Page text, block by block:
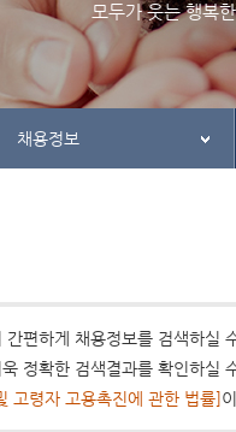
관련사이트
모두가 웃는 행복
채용정보
간편하게 채용정보를 검색하실
정확한 검색결과를 확인하실
고령자 고용촉진에 관한 법률]